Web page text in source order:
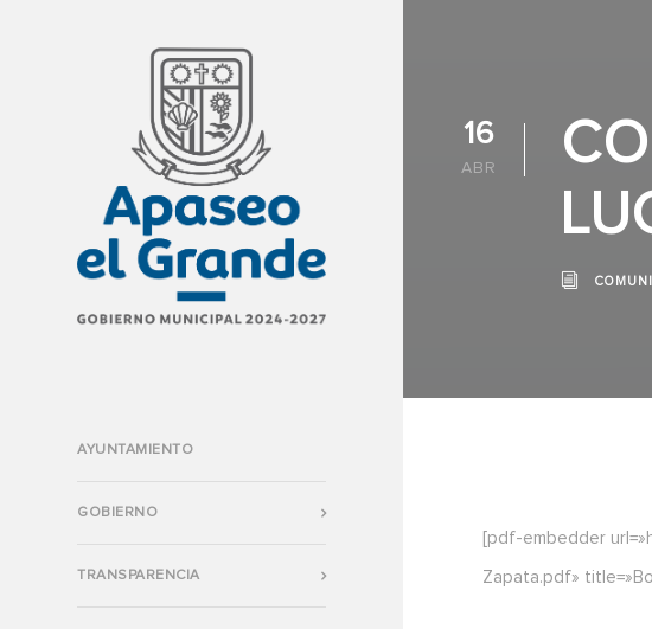
AYUNTAMIENTO
GOBIERNO
TRANSPARENCIA
16
ABR
[pdf-embedder
Zapata.pdf»